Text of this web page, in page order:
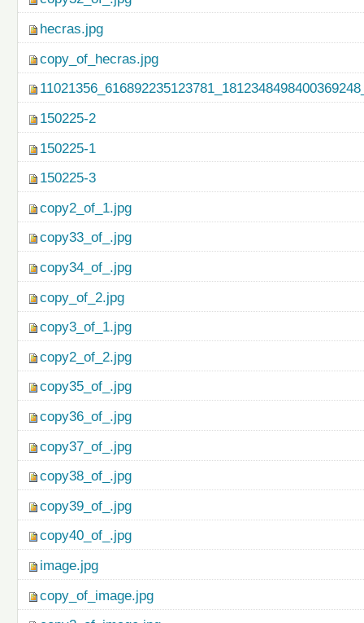
hecras.jpg
copy_of_hecras.jpg
150225-2
150225-1
150225-3
copy2_of_1.jpg
copy33_of_.jpg
copy34_of_.jpg
copy_of_2.jpg
copy3_of_1.jpg
copy2_of_2.jpg
copy35_of_.jpg
copy36_of_.jpg
copy37_of_.jpg
copy38_of_.jpg
copy39_of_.jpg
copy40_of_.jpg
image.jpg
copy_of_image.jpg